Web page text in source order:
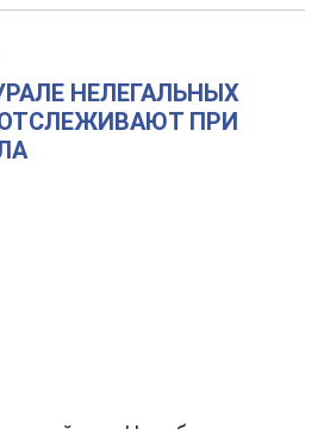
НЕЛЕГАЛЬНЫХ
ПРИ